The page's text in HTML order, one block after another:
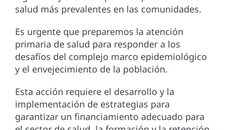
salud más prevalentes en las comunidades.
Es urgente que preparemos la atención
primaria de salud para responder a los
desafíos del complejo marco epidemiológico
y el envejecimiento de la población.
Esta acción requiere el desarrollo y la
implementación de estrategias para
garantizar un financiamiento adecuado para